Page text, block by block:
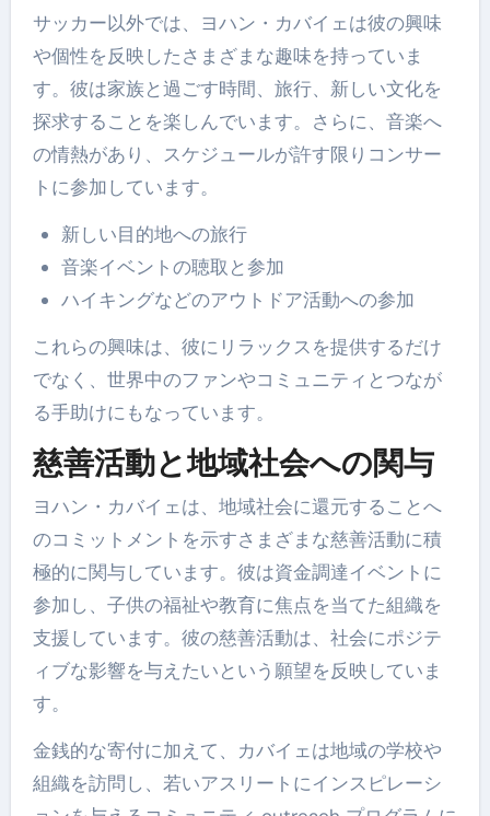
サッカー以外では、ヨハン・カバイェは彼の興味
や個性を反映したさまざまな趣味を持っていま
す。彼は家族と過ごす時間、旅行、新しい文化を
探求することを楽しんでいます。さらに、音楽へ
の情熱があり、スケジュールが許す限りコンサー
トに参加しています。
新しい目的地への旅行
音楽イベントの聴取と参加
ハイキングなどのアウトドア活動への参加
これらの興味は、彼にリラックスを提供するだけ
でなく、世界中のファンやコミュニティとつなが
る手助けにもなっています。
慈善活動と地域社会への関与
ヨハン・カバイェは、地域社会に還元することへ
のコミットメントを示すさまざまな慈善活動に積
極的に関与しています。彼は資金調達イベントに
参加し、子供の福祉や教育に焦点を当てた組織を
支援しています。彼の慈善活動は、社会にポジテ
ィブな影響を与えたいという願望を反映していま
す。
金銭的な寄付に加えて、カバイェは地域の学校や
組織を訪問し、若いアスリートにインスピレーシ